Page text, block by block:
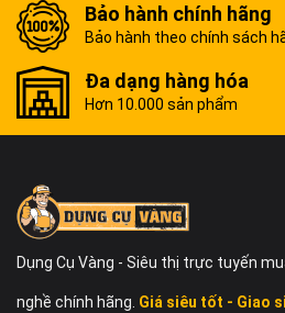
Bảo hành chính hãng
Bảo hành theo chính sách
Đa dạng hàng hóa
Hơn 10.000 sản phẩm
Dụng Cụ Vàng - Siêu thị trực tuyến
nghề chính hãng. Giá siêu tốt - Giao